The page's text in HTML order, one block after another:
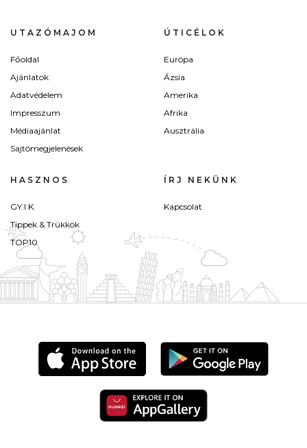
UTAZÓMAJOM
Főoldal
Ajánlatok
Adatvédelem
Impresszum
Médiaajánlat
Sajtómegjelenések
ÚTICÉLOK
Európa
Ázsia
Amerika
Afrika
Ausztrália
HASZNOS
GY.I.K.
Tippek & Trükkök
TOP10
ÍRJ NEKÜNK
Kapcsolat